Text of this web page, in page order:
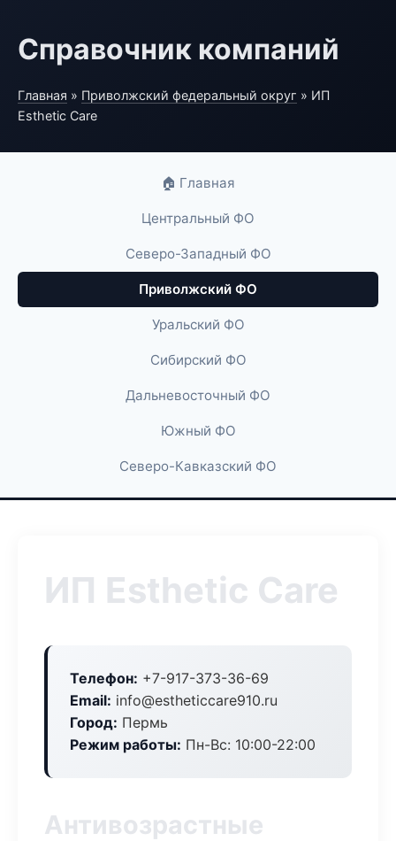
Справочник компаний
Главная » Приволжский федеральный округ » ИП
Esthetic Care
🏠 Главная
Центральный ФО
Северо-Западный ФО
Приволжский ФО
Уральский ФО
Сибирский ФО
Дальневосточный ФО
Южный ФО
Северо-Кавказский ФО
ИП Esthetic Care
Телефон: +7-917-373-36-69
Email: info@estheticcare910.ru
Город: Пермь
Режим работы: Пн-Вс: 10:00-22:00
Антивозрастные